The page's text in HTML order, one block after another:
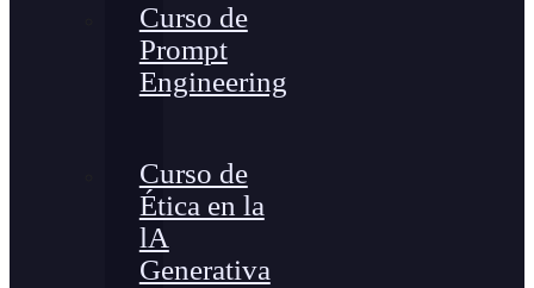
Curso de
Prompt
Engineering
Curso de
Ética en la
lA
Generativa